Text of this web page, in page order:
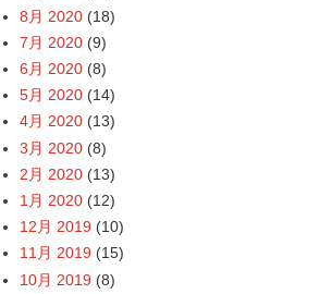
8月 2020 (18)
7月 2020 (9)
6月 2020 (8)
5月 2020 (14)
4月 2020 (13)
3月 2020 (8)
2月 2020 (13)
1月 2020 (12)
12月 2019 (10)
11月 2019 (15)
10月 2019 (8)